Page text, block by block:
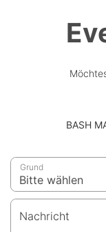
BASH
Grund
Nachricht